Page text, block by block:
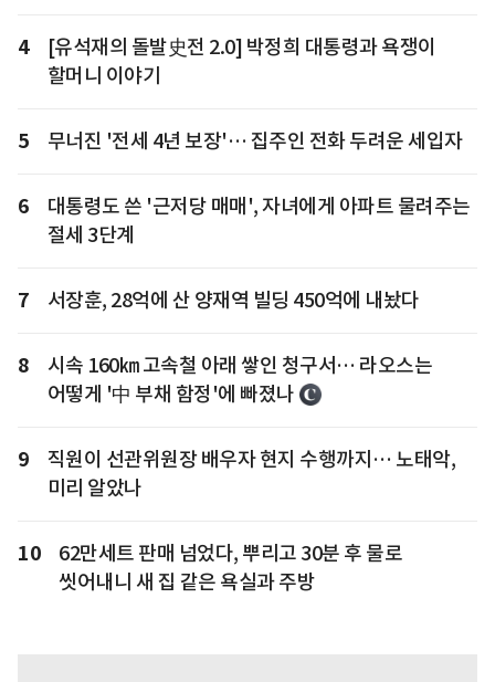
4
[유석재의 돌발史전 2.0] 박정희 대통령과 욕쟁이
할머니 이야기
5 무너진 '전세 4년 보장'… 집주인 전화 두려운 세입자
6
대통령도 쓴 '근저당 매매', 자녀에게 아파트 물려주는
절세 3단계
7 서장훈, 28억에 산 양재역 빌딩 450억에 내놨다
8
시속 160㎞ 고속철 아래 쌓인 청구서… 라오스는
어떻게 '中 부채 함정'에 빠졌나
9
직원이 선관위원장 배우자 현지 수행까지… 노태악,
미리 알았나
10
62만세트 판매 넘었다, 뿌리고 30분 후 물로
씻어내니 새 집 같은 욕실과 주방